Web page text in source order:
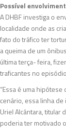
Possível
A DHBF investiga o
localidade onde as
fato do tráfico ter
a queima de um
última terça- feira,
traficantes no
“Essa é uma
cenário, essa linha de
Uriel Alcântara, titular
poderia ter motivado